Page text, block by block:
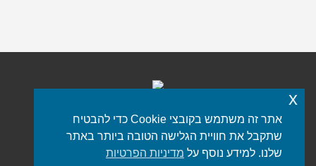
כל הזכויות שמורות © 2021 iStone
פורטל שיש
תפריט תחתון
אתר זה משתמש בקובצי Cookie כדי להבטיח
שתקבל את חוויית הגלישה הטובה ביותר באתר
שלנו. למידע נוסף על מדיניות הפרטיות
x